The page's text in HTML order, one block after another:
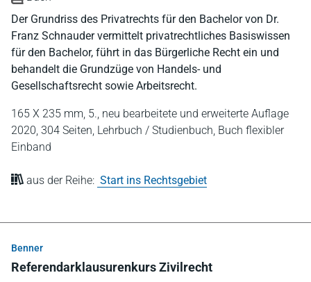
Der Grundriss des Privatrechts für den Bachelor von Dr.
Franz Schnauder vermittelt privatrechtliches Basiswissen
für den Bachelor, führt in das Bürgerliche Recht ein und
behandelt die Grundzüge von Handels- und
Gesellschaftsrecht sowie Arbeitsrecht.
165 X 235 mm, 5., neu bearbeitete und erweiterte Auflage
2020, 304 Seiten, Lehrbuch / Studienbuch, Buch flexibler
Einband
aus der Reihe: Start ins Rechtsgebiet
Benner
Referendarklausurenkurs Zivilrecht